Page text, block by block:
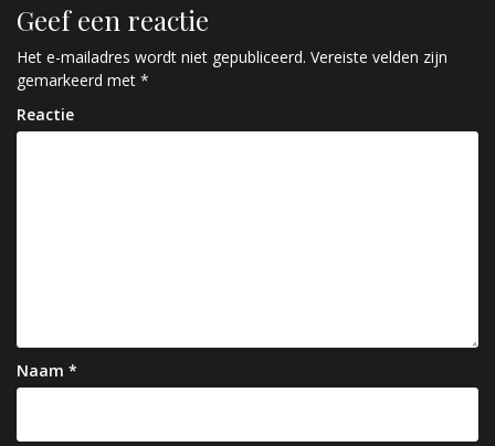
i
c
h
t
a
t
i
Geef een reactie
Het e-mailadres wordt niet gepubliceerd. Vereiste velden zijn
gemarkeerd met *
Reactie
Naam *